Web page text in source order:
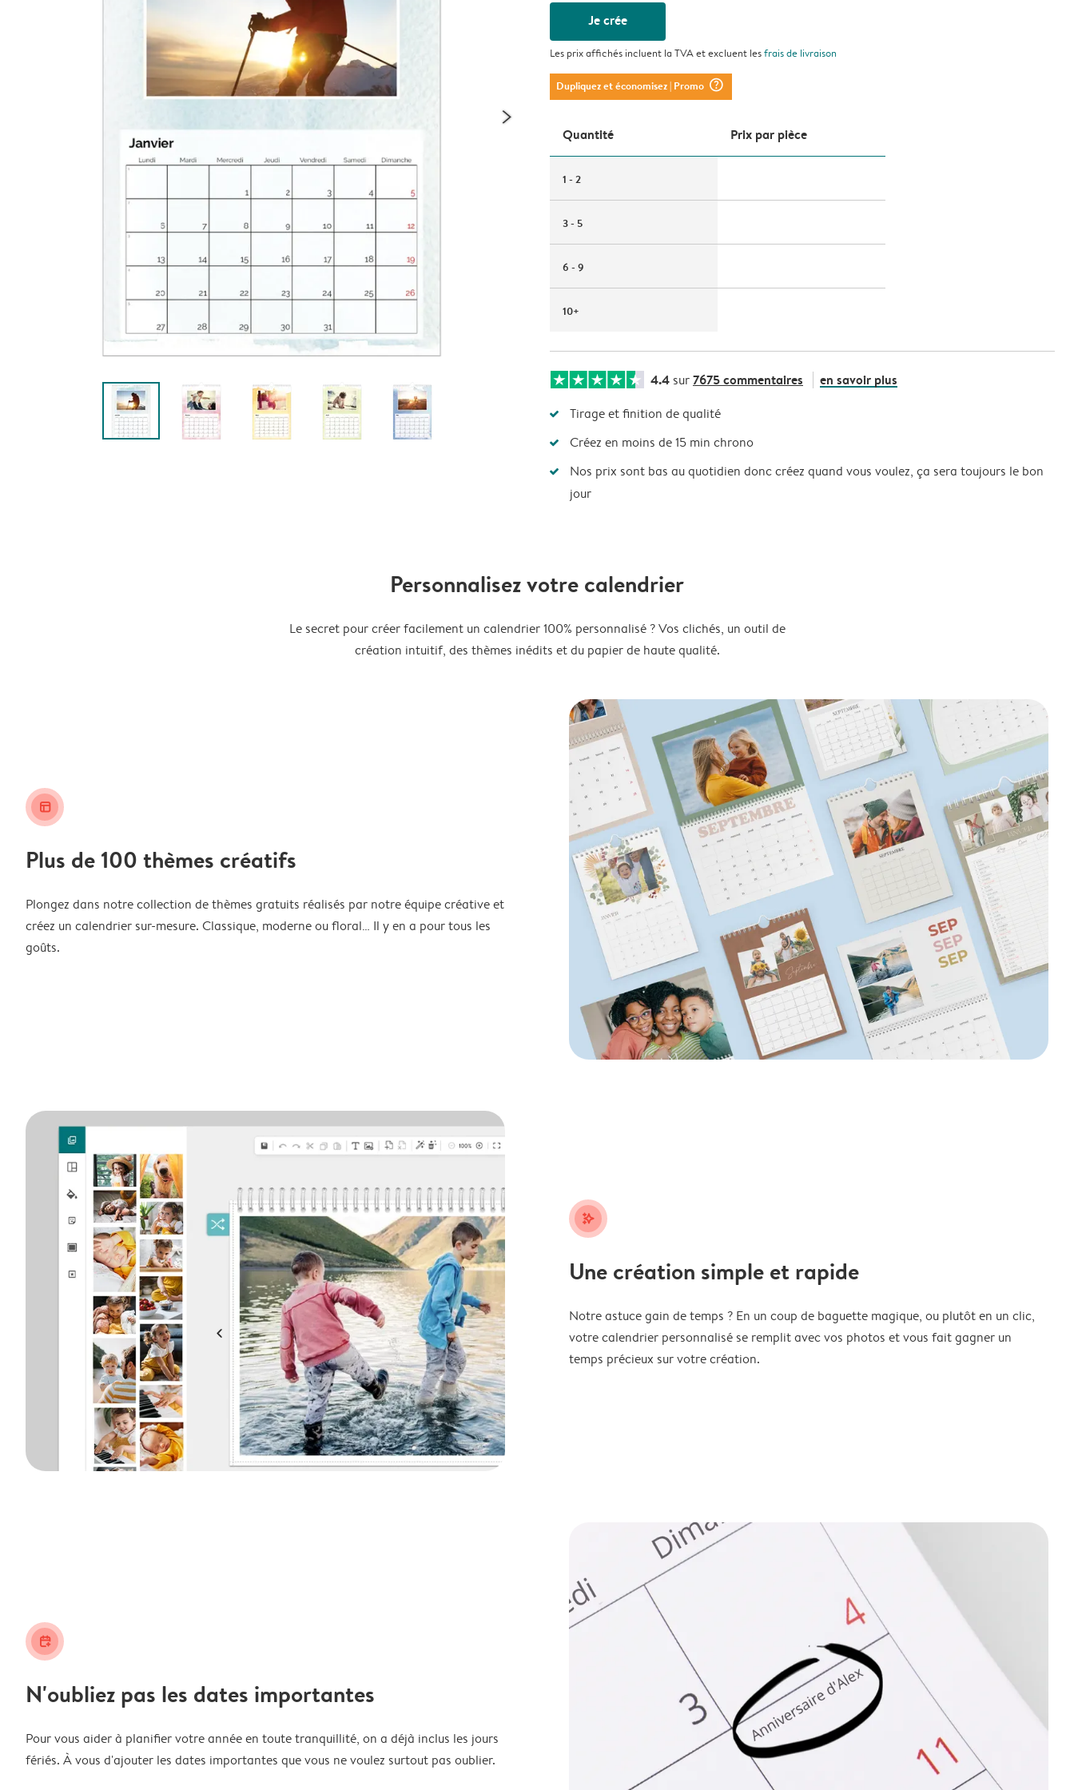
Je crée
Les prix affichés incluent la TVA et excluent lesfrais de livraison
Dupliquez et économisez| Promo question_mark_circle
Quantité Prix ​​par pièce
1 - 2
3 - 5
6 - 9
10+
4.4 sur7675 commentaires en savoir plus
Tirage et finition de qualité
Créez en moins de 15 min chrono
Nos prix sont bas au quotidien donc créez quand vous voulez, ça sera toujours le bon
jour
Personnalisez votre calendrier
Le secret pour créer facilement un calendrier 100% personnalisé ? Vos clichés, un outil de
création intuitif, des thèmes inédits et du papier de haute qualité.
layout_alt
Plus de 100 thèmes créatifs
Plongez dans notre collection de thèmes gratuits réalisés par notre équipe créative et
créez un calendrier sur-mesure. Classique, moderne ou floral… Il y en a pour tous les
goûts.
stars_plus
Une création simple et rapide
Notre astuce gain de temps ? En un coup de baguette magique, ou plutôt en un clic,
votre calendrier personnalisé se remplit avec vos photos et vous fait gagner un
temps précieux sur votre création.
calendar_plus
N'oubliez pas les dates importantes
Pour vous aider à planifier votre année en toute tranquillité, on a déjà inclus les jours
fériés. À vous d'ajouter les dates importantes que vous ne voulez surtout pas oublier.